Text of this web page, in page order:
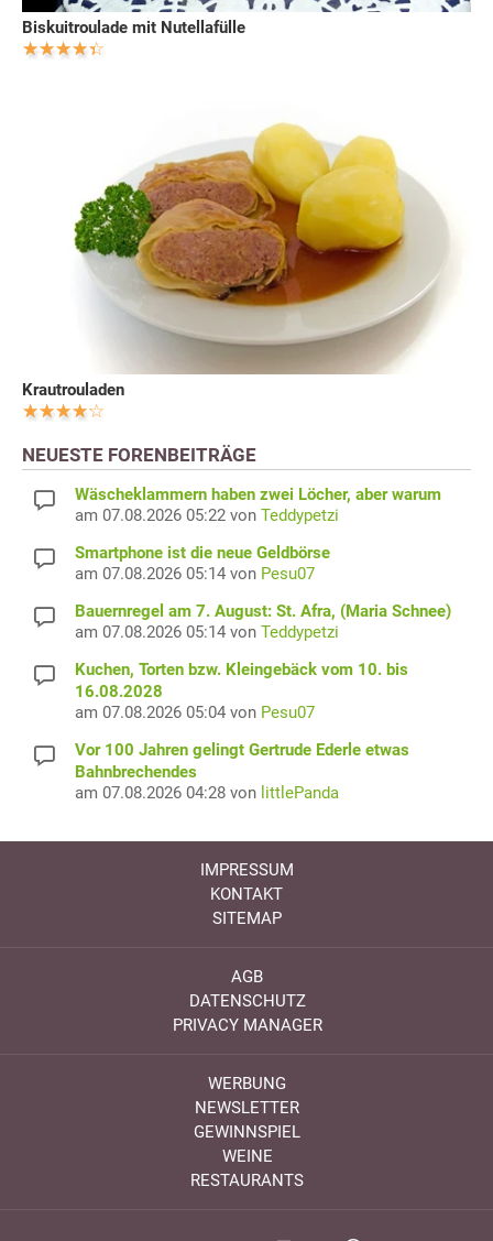
Biskuitroulade mit Nutellafülle
Krautrouladen
NEUESTE FORENBEITRÄGE
Wäscheklammern haben zwei Löcher, aber warum
am 07.08.2026 05:22 von Teddypetzi
Smartphone ist die neue Geldbörse
am 07.08.2026 05:14 von Pesu07
Bauernregel am 7. August: St. Afra, (Maria Schnee)
am 07.08.2026 05:14 von Teddypetzi
Kuchen, Torten bzw. Kleingebäck vom 10. bis
16.08.2028
am 07.08.2026 05:04 von Pesu07
Vor 100 Jahren gelingt Gertrude Ederle etwas
Bahnbrechendes
am 07.08.2026 04:28 von littlePanda
IMPRESSUM
KONTAKT
SITEMAP
AGB
DATENSCHUTZ
PRIVACY MANAGER
WERBUNG
NEWSLETTER
GEWINNSPIEL
WEINE
RESTAURANTS